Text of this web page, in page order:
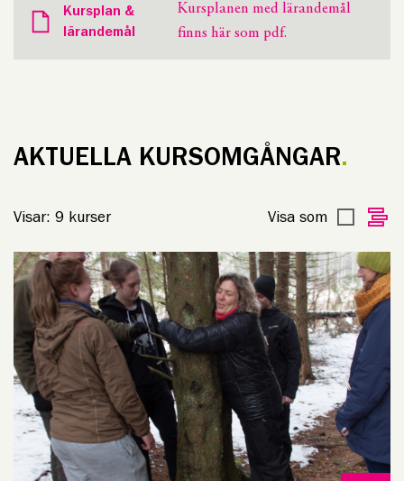
Kursplan &
lärandemål
Kursplanen med lärandemål
finns här som pdf.
AKTUELLA KURSOMGÅNGAR
Visar: 9 kurser Visa som